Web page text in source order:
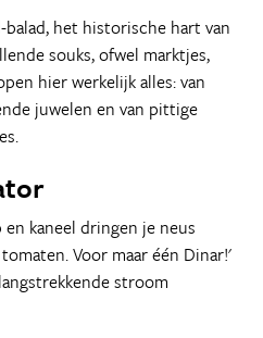
het historische hart van
souks, ofwel marktjes,
hier werkelijk alles: van
juwelen en van pittige
kaneel dringen je neus
Voor maar één Dinar!'
stroom